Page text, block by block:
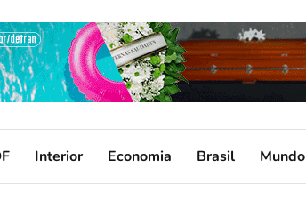
Interior Economia Brasil Mundo